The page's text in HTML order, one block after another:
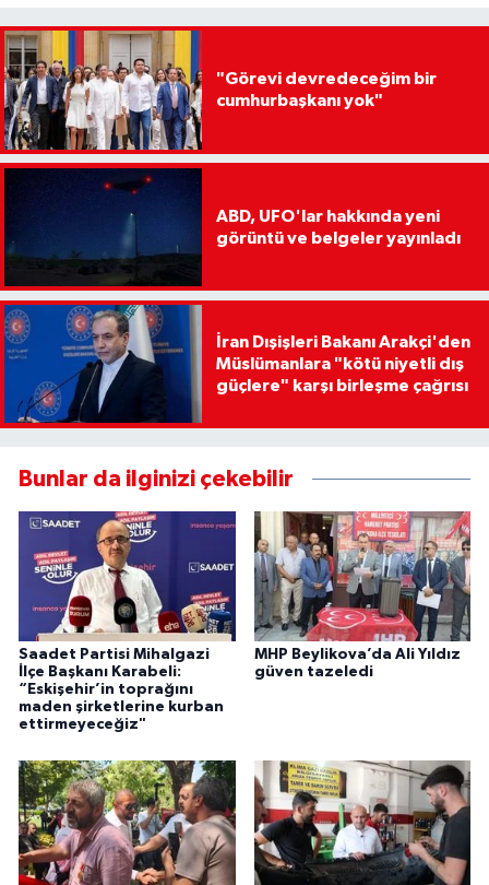
"Görevi devredeceğim bir
cumhurbaşkanı yok"
ABD, UFO'lar hakkında yeni
görüntü ve belgeler yayınladı
İran Dışişleri Bakanı Arakçi'den
Müslümanlara "kötü niyetli dış
güçlere" karşı birleşme çağrısı
Bunlar da ilginizi çekebilir
Saadet Partisi Mihalgazi
İlçe Başkanı Karabeli:
“Eskişehir’in toprağını
maden şirketlerine kurban
ettirmeyeceğiz"
MHP Beylikova’da Ali Yıldız
güven tazeledi